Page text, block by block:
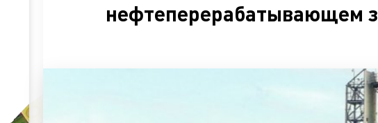
нефтеперерабатывающем